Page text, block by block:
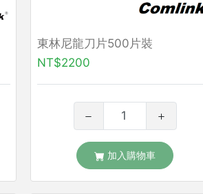
東林尼龍刀片500片裝
NT$2200
加入購物車